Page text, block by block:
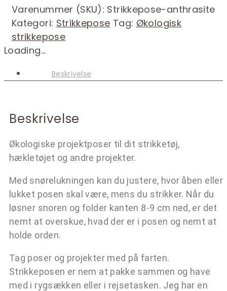
Varenummer (SKU): Strikkepose-anthrasite
Kategori: Strikkepose Tag: Økologisk
strikkepose
Loading...
Beskrivelse
Beskrivelse
Økologiske projektposer til dit strikketøj,
hækletøjet og andre projekter.
Med snørelukningen kan du justere, hvor åben eller
lukket posen skal være, mens du strikker. Når du
løsner snoren og folder kanten 8-9 cm ned, er det
nemt at overskue, hvad der er i posen og nemt at
holde orden.
Tag poser og projekter med på farten.
Strikkeposen er nem at pakke sammen og have
med i rygsækken eller i rejsetasken. Jeg har en